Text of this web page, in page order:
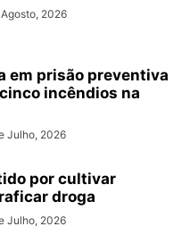
2026
em prisão preventiva
incêndios na
Julho, 2026
por cultivar
droga
Julho, 2026